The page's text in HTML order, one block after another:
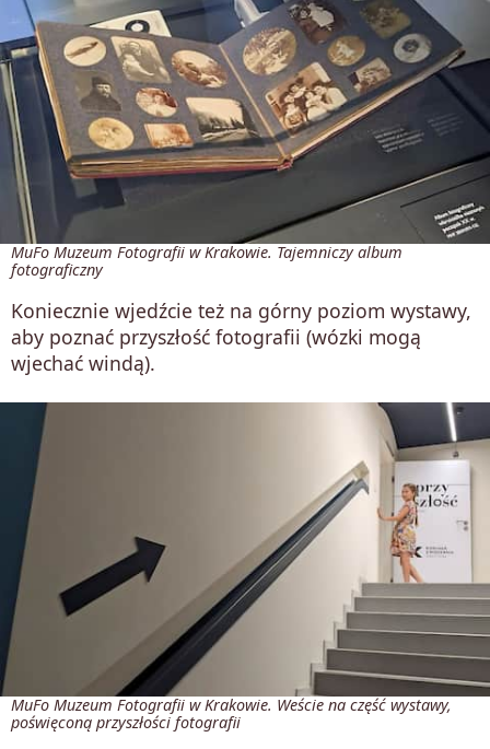
MuFo Muzeum Fotografii w Krakowie. Tajemniczy album
fotograficzny
Koniecznie wjedźcie też na górny poziom wystawy,
aby poznać przyszłość fotografii (wózki mogą
wjechać windą).
MuFo Muzeum Fotografii w Krakowie. Weście na część wystawy,
poświęconą przyszłości fotografii